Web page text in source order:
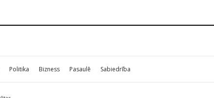
Politika Bizness Pasaulē Sabiedrība